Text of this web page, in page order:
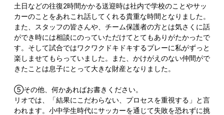
土日などの往復2時間かかる送迎時は社内で学校のことやサッ
カーのことをあれこれ話してくれる貴重な時間となりました。
また、スタッフの皆さんや、チーム保護者の方とは気さくに話
ができ時には相談にのっていただけてとてもありがたかったで
す。そして試合ではワクワクドキドキするプレーに私がずっと
楽しませてもらっていました。また、かけがえのない仲間がで
きたことは息子にとって大きな財産となりました。
⑤その他、何かあればお書きください。
リオでは、「結果にこだわらない、プロセスを重視する」と言
われます。小中学生時代にサッカーを通じて失敗を恐れずに挑